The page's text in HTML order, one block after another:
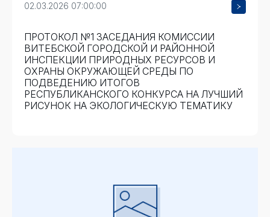
02.03.2026 07:00:00
ПРОТОКОЛ №1 ЗАСЕДАНИЯ КОМИССИИ
ВИТЕБСКОЙ ГОРОДСКОЙ И РАЙОННОЙ
ИНСПЕКЦИИ ПРИРОДНЫХ РЕСУРСОВ И
ОХРАНЫ ОКРУЖАЮЩЕЙ СРЕДЫ ПО
ПОДВЕДЕНИЮ ИТОГОВ
РЕСПУБЛИКАНСКОГО КОНКУРСА НА ЛУЧШИЙ
РИСУНОК НА ЭКОЛОГИЧЕСКУЮ ТЕМАТИКУ